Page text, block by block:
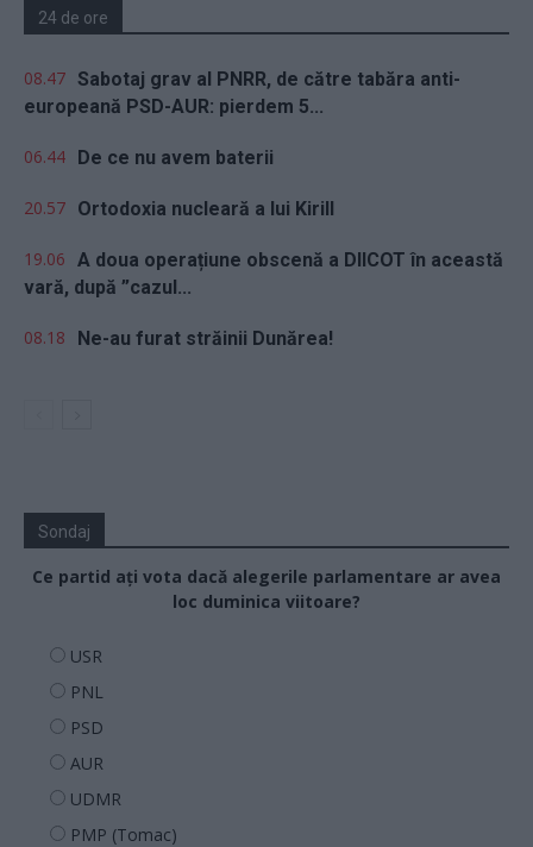
24 de ore
08.47 Sabotaj grav al PNRR, de către tabăra anti-
europeană PSD-AUR: pierdem 5...
06.44 De ce nu avem baterii
20.57 Ortodoxia nucleară a lui Kirill
19.06 A doua operațiune obscenă a DIICOT în această
vară, după ”cazul...
08.18 Ne-au furat străinii Dunărea!
Sondaj
Ce partid ați vota dacă alegerile parlamentare ar avea
loc duminica viitoare?
USR
PNL
PSD
AUR
UDMR
PMP (Tomac)